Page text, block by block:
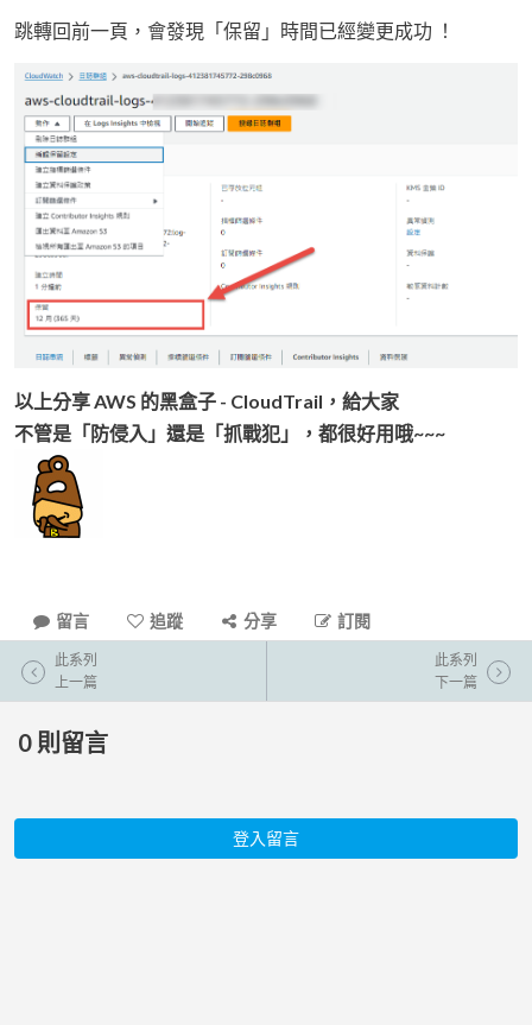
跳轉回前一頁，會發現「保留」時間已經變更成功 ！
以上分享 AWS 的黑盒子 - CloudTrail，給大家
不管是「防侵入」還是「抓戰犯」，都很好用哦~~~
留言 追蹤 分享 訂閱
此系列
上一篇
此系列
下一篇
0 則留言
登入留言